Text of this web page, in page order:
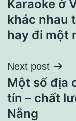
hướng
bài
viết
Karaoke ở
khác nhau
hay đi một
Next post
Một số địa
tín – chất
Nẵng